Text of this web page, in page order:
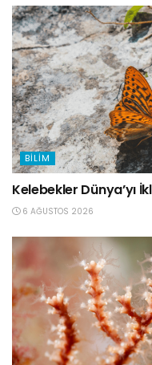
BILIM
Kelebekler Dünya’yı
6 AĞUSTOS 2026